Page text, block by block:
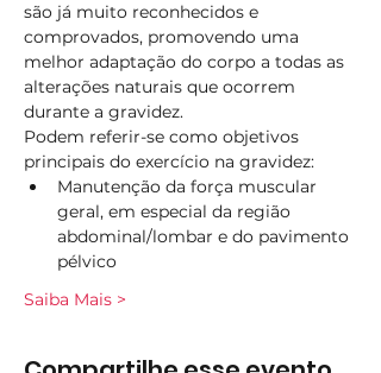
são já muito reconhecidos e
comprovados, promovendo uma
melhor adaptação do corpo a todas as
alterações naturais que ocorrem
durante a gravidez.
Podem referir-se como objetivos
principais do exercício na gravidez:
Manutenção da força muscular
geral, em especial da região
abdominal/lombar e do pavimento
pélvico
Saiba Mais >